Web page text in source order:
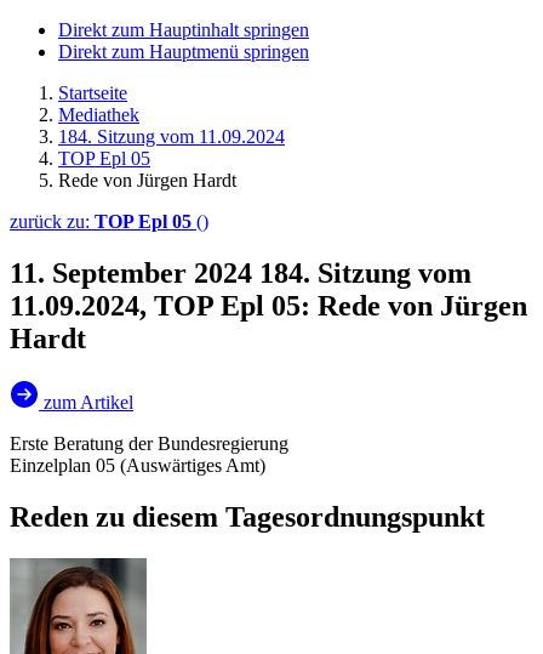
Direkt zum Hauptinhalt springen
Direkt zum Hauptmenü springen
Startseite
Mediathek
184. Sitzung vom 11.09.2024
TOP Epl 05
Rede von Jürgen Hardt
zurück zu: TOP Epl 05 ()
11. September 2024 184. Sitzung vom
11.09.2024, TOP Epl 05: Rede von Jürgen
Hardt
zum Artikel
Erste Beratung der Bundesregierung
Einzelplan 05 (Auswärtiges Amt)
Reden zu diesem Tagesordnungspunkt